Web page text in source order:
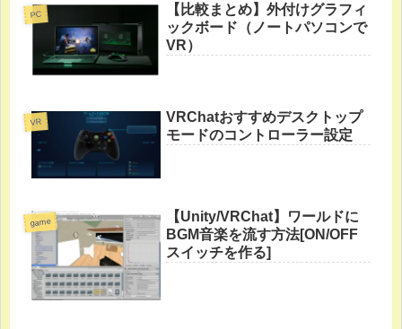
PC
【比較まとめ】外付けグラフィ
ックボード（ノートパソコンで
VR）
VR
VRChatおすすめデスクトップ
モードのコントローラー設定
game
【Unity/VRChat】ワールドに
BGM音楽を流す方法[ON/OFF
スイッチを作る]